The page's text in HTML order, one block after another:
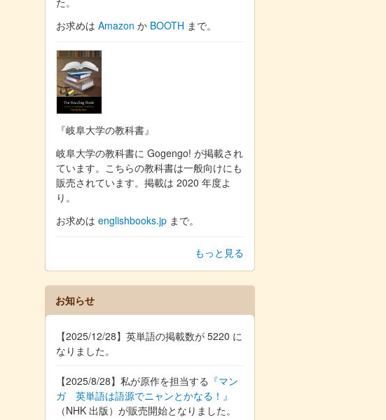
お求めは Amazon か BOOTH まで。
『岐阜大学の教科書』
岐阜大学の教科書に Gogengo! が掲載され
ています。こちらの教科書は一般向けにも
販売されています。掲載は 2020 年度よ
り。
お求めは englishbooks.jp まで。
もっと見る
お知らせ
【2025/12/28】英単語の掲載数が 5220 に
なりました。
【2025/8/28】私が原作を担当する 『マン
ガ 英単語は語源でニャンとかなる！』
（NHK 出版）が販売開始となりました。